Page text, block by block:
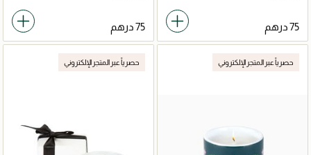
حصرياً عبر المتجر الإلكتروني حصرياً عبر المتجر الإلكتروني